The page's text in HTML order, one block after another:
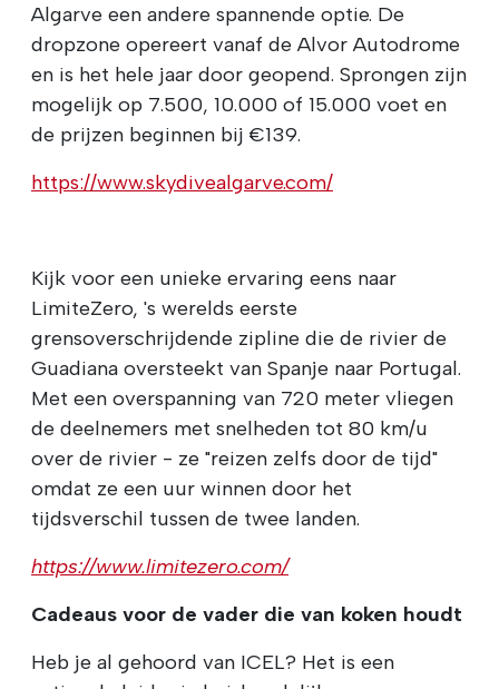
Algarve een andere spannende optie. De
dropzone opereert vanaf de Alvor Autodrome
en is het hele jaar door geopend. Sprongen zijn
mogelijk op 7.500, 10.000 of 15.000 voet en
de prijzen beginnen bij €139.
https://www.skydivealgarve.com/
Kijk voor een unieke ervaring eens naar
LimiteZero, 's werelds eerste
grensoverschrijdende zipline die de rivier de
Guadiana oversteekt van Spanje naar Portugal.
Met een overspanning van 720 meter vliegen
de deelnemers met snelheden tot 80 km/u
over de rivier - ze "reizen zelfs door de tijd"
omdat ze een uur winnen door het
tijdsverschil tussen de twee landen.
https://www.limitezero.com/
Cadeaus voor de vader die van koken houdt
Heb je al gehoord van ICEL? Het is een